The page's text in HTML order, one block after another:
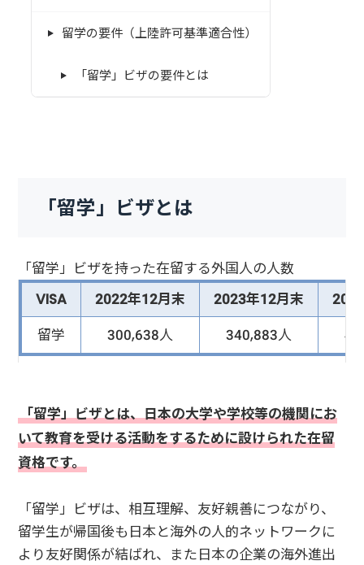
留学の要件（上陸許可基準適合性）
「留学」ビザの要件とは
「留学」ビザとは
「留学」ビザを持った在留する外国人の人数
VISA
2022年12月末 2023年12月末
留学
300,638人 340,883人
「留学」ビザとは、日本の大学や学校等の機関にお
いて教育を受ける活動をするために設けられた在留
資格です。
「留学」ビザは、相互理解、友好親善につながり、
留学生が帰国後も日本と海外の人的ネットワークに
より友好関係が結ばれ、また日本の企業の海外進出